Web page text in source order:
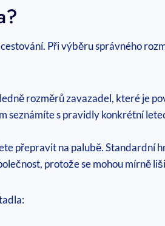
Při výběru správného
rozměrů zavazadel, které je
seznámíte s pravidly konkrétní
přepravit na palubě. Standardní
protože se mohou mírně